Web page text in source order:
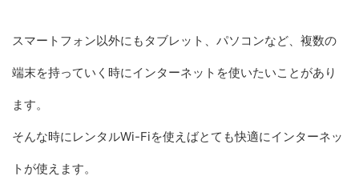
スマートフォン以外にもタブレット、パソコンなど、複数の
端末を持っていく時にインターネットを使いたいことがあり
ます。
そんな時にレンタルWi-Fiを使えばとても快適にインターネッ
トが使えます。